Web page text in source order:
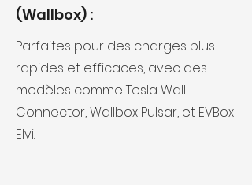
(Wallbox) :
Parfaites pour des charges plus
rapides et efficaces, avec des
modèles comme Tesla Wall
Connector, Wallbox Pulsar, et EVBox
Elvi.